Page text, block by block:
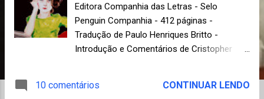
Editora Companhia das Letras - Selo
Penguin Companhia - 412 páginas -
Tradução de Paulo Henriques Britto -
Introdução e Comentários de Cristopher
existe prova maior disso do que constatar
10 comentários CONTINUAR LENDO